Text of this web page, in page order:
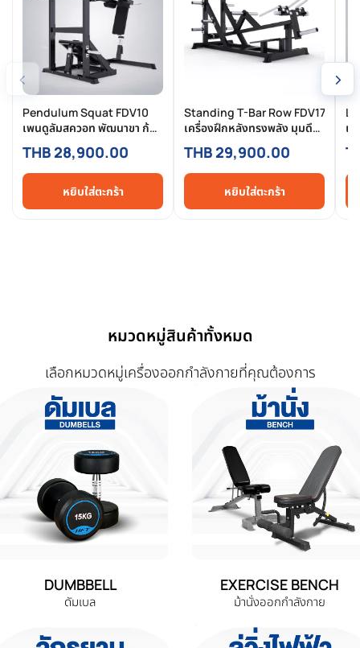
‹
Pendulum Squat FDV10
เพนดูลัมสควอท พัฒนาขา ก้น
ลึกสุดแบบปลอดแรงกดหลัง
THB 28,900.00
หยิบใส่ตะกร้า
Standing T-Bar Row FDV17
เครื่องฝึกหลังทรงพลัง มุมดึง
ลึก เกรด Commercial
THB 29,900.00
หยิบใส่ตะกร้า
เ
›
หมวดหมู่สินค้าทั้งหมด
เลือกหมวดหมู่เครื่องออกกำลังกายที่คุณต้องการ
DUMBBELL
ดัมเบล
EXERCISE BENCH
ม้านั่งออกกำลังกาย